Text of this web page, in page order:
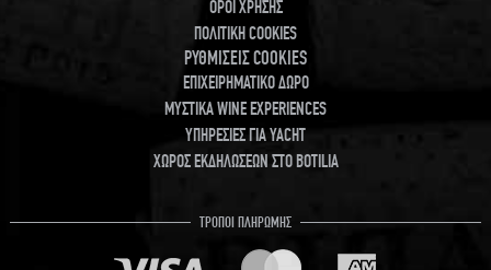
ΟΡΟΙ ΧΡΗΣΗΣ
ΠΟΛΙΤΙΚΗ COOKIES
ΡΥΘΜΙΣΕΙΣ COOKIES
ΕΠΙΧΕΙΡΗΜΑΤΙΚΟ ΔΩΡΟ
ΜΥΣΤΙΚΑ WINE EXPERIENCES
ΥΠΗΡΕΣΙΕΣ ΓΙΑ YACHT
ΧΩΡΟΣ ΕΚΔΗΛΩΣΕΩΝ ΣΤΟ BOTILIA
ΤΡΟΠΟΙ ΠΛΗΡΩΜΗΣ